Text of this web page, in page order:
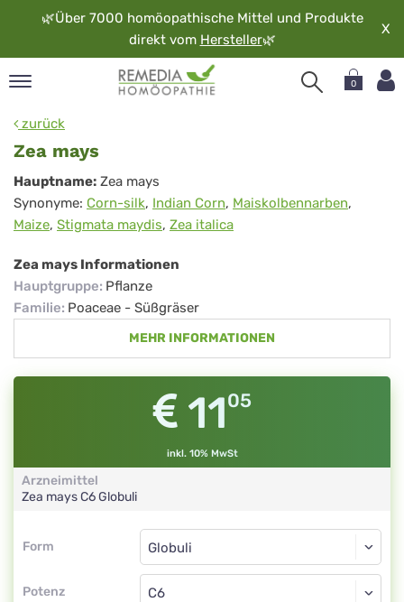
🌿Über 7000 homöopathische Mittel und Produkte
direkt vom Hersteller🌿
X
0
zurück
Zea mays
Zea
mays
Hauptname: Zea mays
Synonyme: Corn-silk, Indian Corn, Maiskolbennarben,
Maize, Stigmata maydis, Zea italica
Zea mays Informationen
Hauptgruppe: Pflanze
Familie: Poaceae - Süßgräser
MEHR INFORMATIONEN
1105
inkl. 10% MwSt
Arzneimittel
Zea maysC6Globuli
Form
Form
Potenz
Globuli
C6